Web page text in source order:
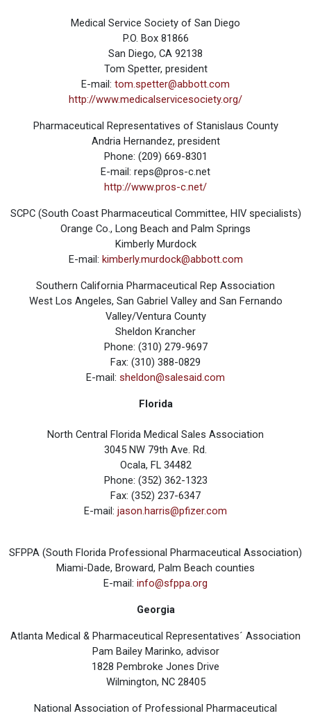
Medical Service Society of San Diego
P.O. Box 81866
San Diego, CA 92138
Tom Spetter, president
E-mail: tom.spetter@abbott.com
http://www.medicalservicesociety.org/
Pharmaceutical Representatives of Stanislaus County
Andria Hernandez, president
Phone: (209) 669-8301
E-mail: reps@pros-c.net
http://www.pros-c.net/
SCPC (South Coast Pharmaceutical Committee, HIV specialists)
Orange Co., Long Beach and Palm Springs
Kimberly Murdock
E-mail: kimberly.murdock@abbott.com
Southern California Pharmaceutical Rep Association
West Los Angeles, San Gabriel Valley and San Fernando
Valley/Ventura County
Sheldon Krancher
Phone: (310) 279-9697
Fax: (310) 388-0829
E-mail: sheldon@salesaid.com
Florida
North Central Florida Medical Sales Association
3045 NW 79th Ave. Rd.
Ocala, FL 34482
Phone: (352) 362-1323
Fax: (352) 237-6347
E-mail: jason.harris@pfizer.com
SFPPA (South Florida Professional Pharmaceutical Association)
Miami-Dade, Broward, Palm Beach counties
E-mail: info@sfppa.org
Georgia
Atlanta Medical & Pharmaceutical Representatives´ Association
Pam Bailey Marinko, advisor
1828 Pembroke Jones Drive
Wilmington, NC 28405
National Association of Professional Pharmaceutical